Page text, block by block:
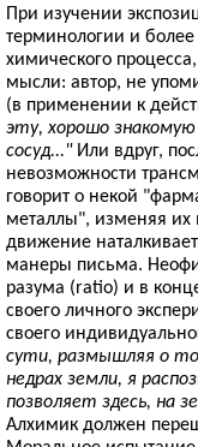
При изучении
терминологии и
химического
мысли: автор, не
(в применении к
эту, хорошо
сосуд..."Или вдруг,
невозможности
говорит о некой
металлы", изменяя их
движение
манеры письма.
разума (ratio) и в
своего личного
своего
сути, размышляя о
недрах земли, я
позволяет здесь, на
Алхимик должен